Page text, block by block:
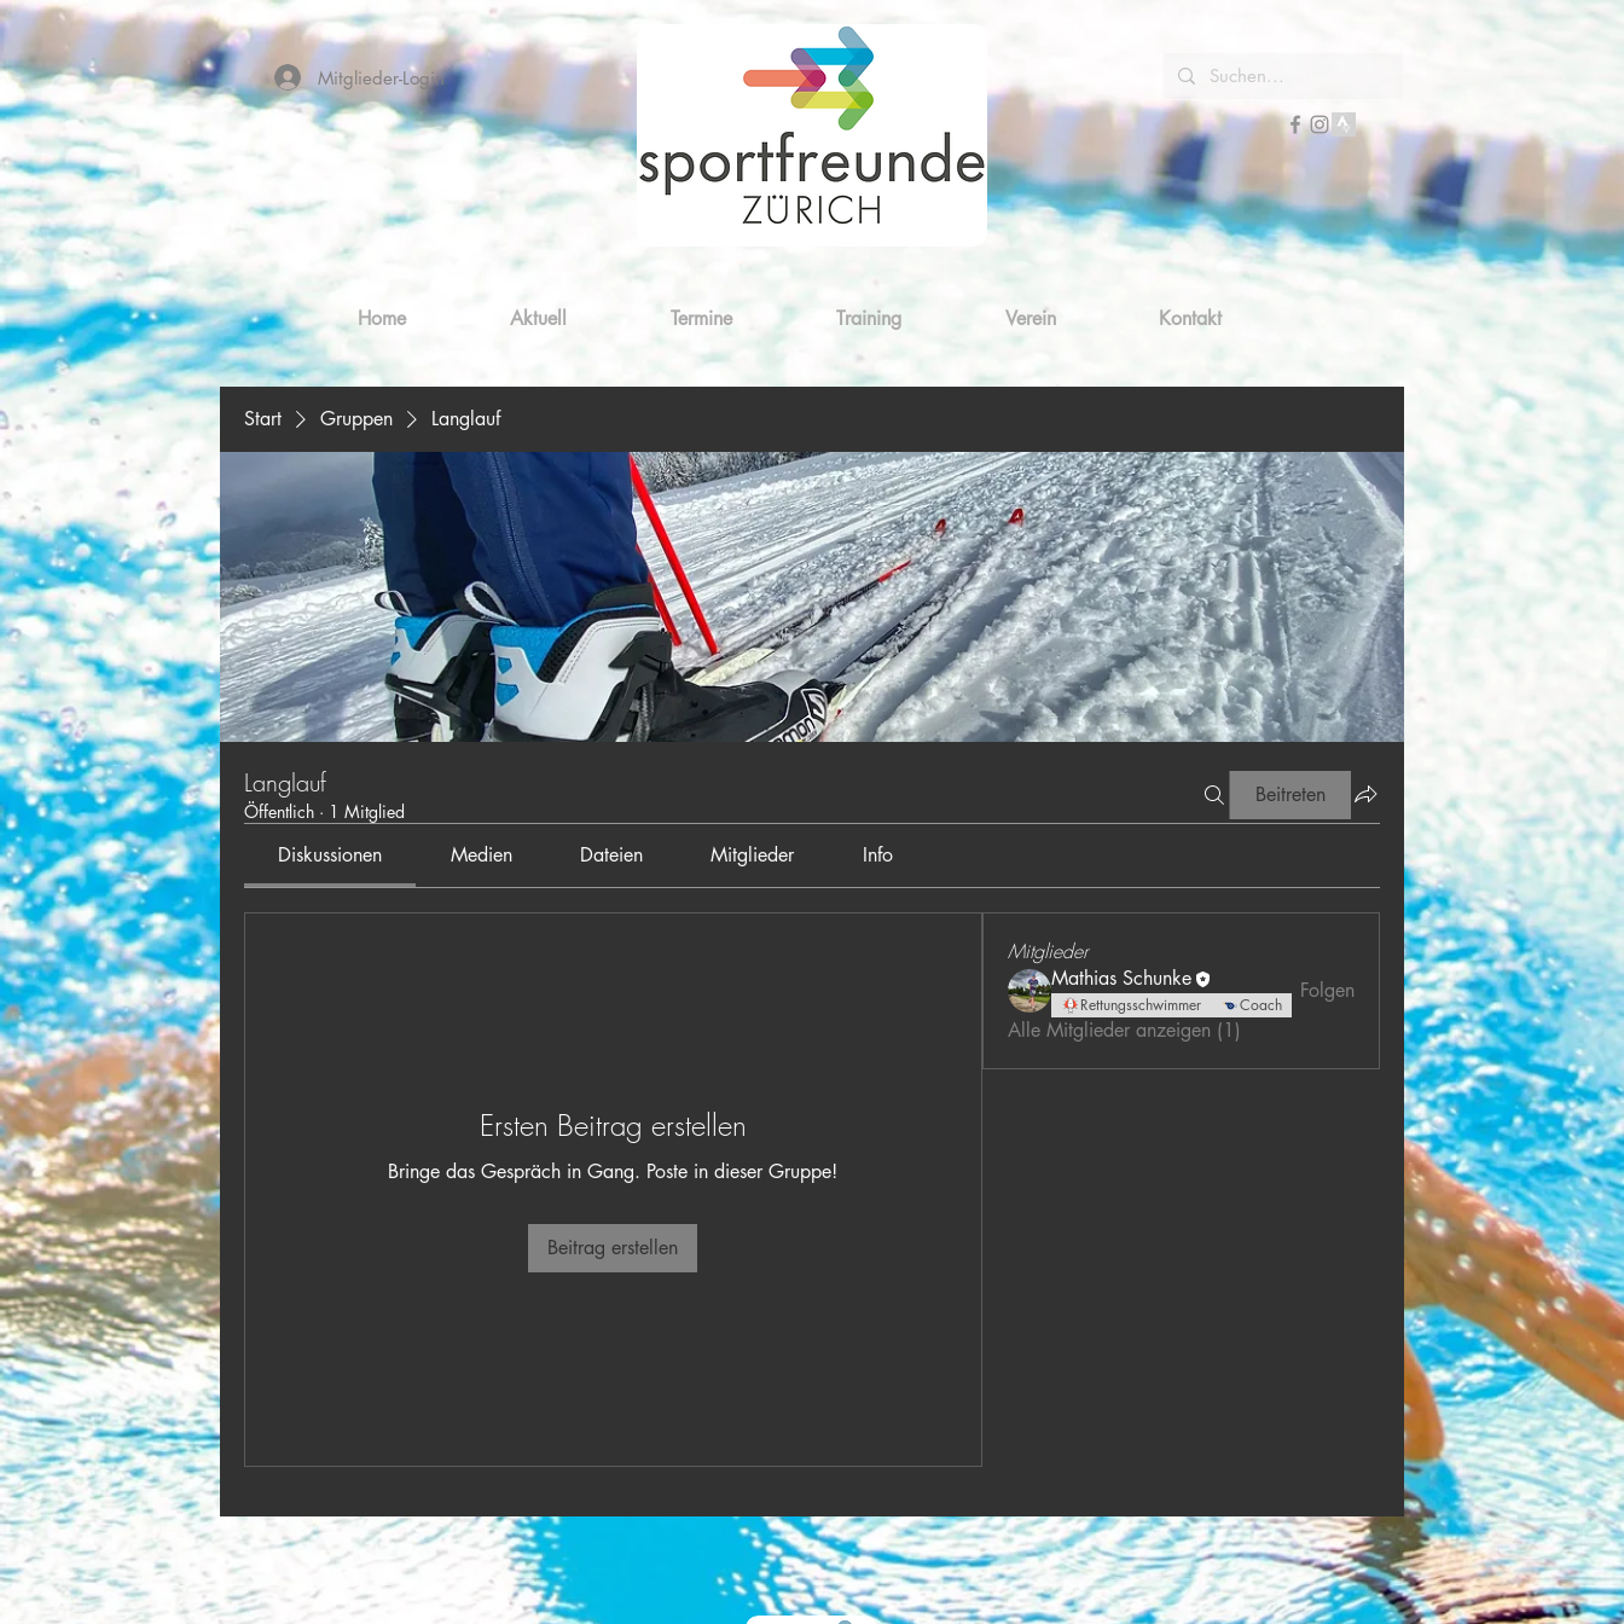
Mitglieder-Login
Home Aktuell Termine Training Verein Kontakt
Start Gruppen Langlauf
Langlauf
Öffentlich · 1 Mitglied
Beitreten
Diskussionen Medien Dateien Mitglieder Info
Ersten Beitrag erstellen
Bringe das Gespräch in Gang. Poste in dieser Gruppe!
Beitrag erstellen
Mitglieder
Mathias Schunke
Rettungsschwimmer Coach
Folgen
Alle Mitglieder anzeigen (1)